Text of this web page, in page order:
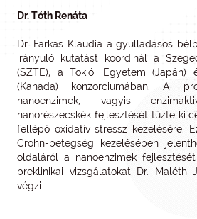
Dr. Tóth Renáta
Dr. Farkas Klaudia a gyulladásos
irányuló kutatást koordinál a
(SZTE), a Tokiói Egyetem (Japán)
(Kanada) konzorciumában. A
nanoenzimek, vagyis
nanorészecskék fejlesztését tűzte ki
fellépő oxidatív stressz kezelésére.
Crohn-betegség kezelésében
oldaláról a nanoenzimek
preklinikai vizsgálatokat Dr. Maléth
végzi.